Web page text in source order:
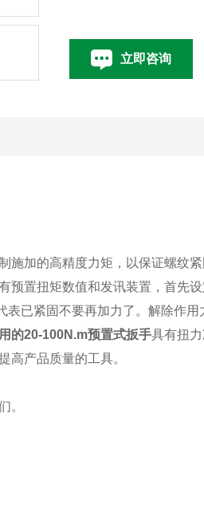
立即咨询
施加的高精度力矩，以保证螺纹
预置扭矩数值和发讯装置，首先
已紧固不要再加力了。解除作
的20-100N.m预置式扳手具有扭
高产品质量的工具。
。